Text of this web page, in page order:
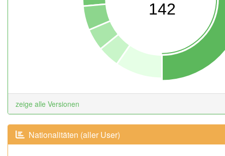
142
zeige alle Versionen
Nationalitäten (aller User)